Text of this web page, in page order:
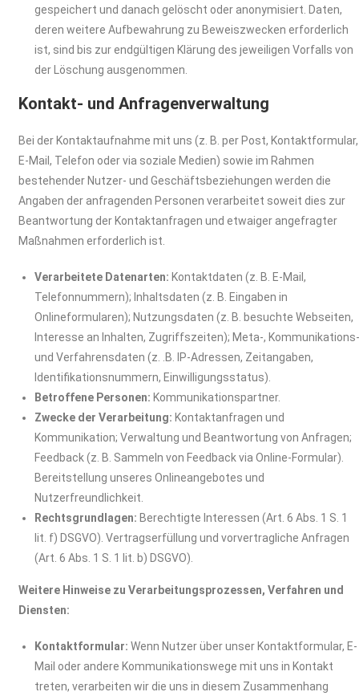
gespeichert und danach gelöscht oder anonymisiert. Daten,
deren weitere Aufbewahrung zu Beweiszwecken erforderlich
ist, sind bis zur endgültigen Klärung des jeweiligen Vorfalls von
der Löschung ausgenommen.
Kontakt- und Anfragenverwaltung
Bei der Kontaktaufnahme mit uns (z. B. per Post, Kontaktformular,
E-Mail, Telefon oder via soziale Medien) sowie im Rahmen
bestehender Nutzer- und Geschäftsbeziehungen werden die
Angaben der anfragenden Personen verarbeitet soweit dies zur
Beantwortung der Kontaktanfragen und etwaiger angefragter
Maßnahmen erforderlich ist.
Verarbeitete Datenarten: Kontaktdaten (z. B. E-Mail,
Telefonnummern); Inhaltsdaten (z. B. Eingaben in
Onlineformularen); Nutzungsdaten (z. B. besuchte Webseiten,
Interesse an Inhalten, Zugriffszeiten); Meta-,
und Verfahrensdaten (z. .B. IP-Adressen, Zeitangaben,
Identifikationsnummern, Einwilligungsstatus).
Betroffene Personen: Kommunikationspartner.
Zwecke der Verarbeitung: Kontaktanfragen und
Kommunikation; Verwaltung und Beantwortung von Anfragen;
Feedback (z. B. Sammeln von Feedback via Online-Formular).
Bereitstellung unseres Onlineangebotes und
Nutzerfreundlichkeit.
Rechtsgrundlagen: Berechtigte Interessen (Art. 6 Abs. 1 S. 1
lit. f) DSGVO). Vertragserfüllung und vorvertragliche Anfragen
(Art. 6 Abs. 1 S. 1 lit. b) DSGVO).
Weitere Hinweise zu Verarbeitungsprozessen, Verfahren und
Diensten:
Kontaktformular:Wenn Nutzer über unser Kontaktformular, E-
Mail oder andere Kommunikationswege mit uns in Kontakt
treten, verarbeiten wir die uns in diesem Zusammenhang